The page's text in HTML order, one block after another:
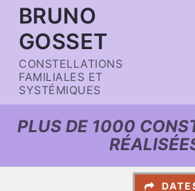
Aller
contenu
BRUNO
GOSSET
CONSTELLATIONS
FAMILIALES ET
SYSTÉMIQUES
PLUS DE 1000